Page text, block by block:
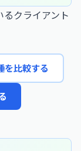
クライアント
を比較する